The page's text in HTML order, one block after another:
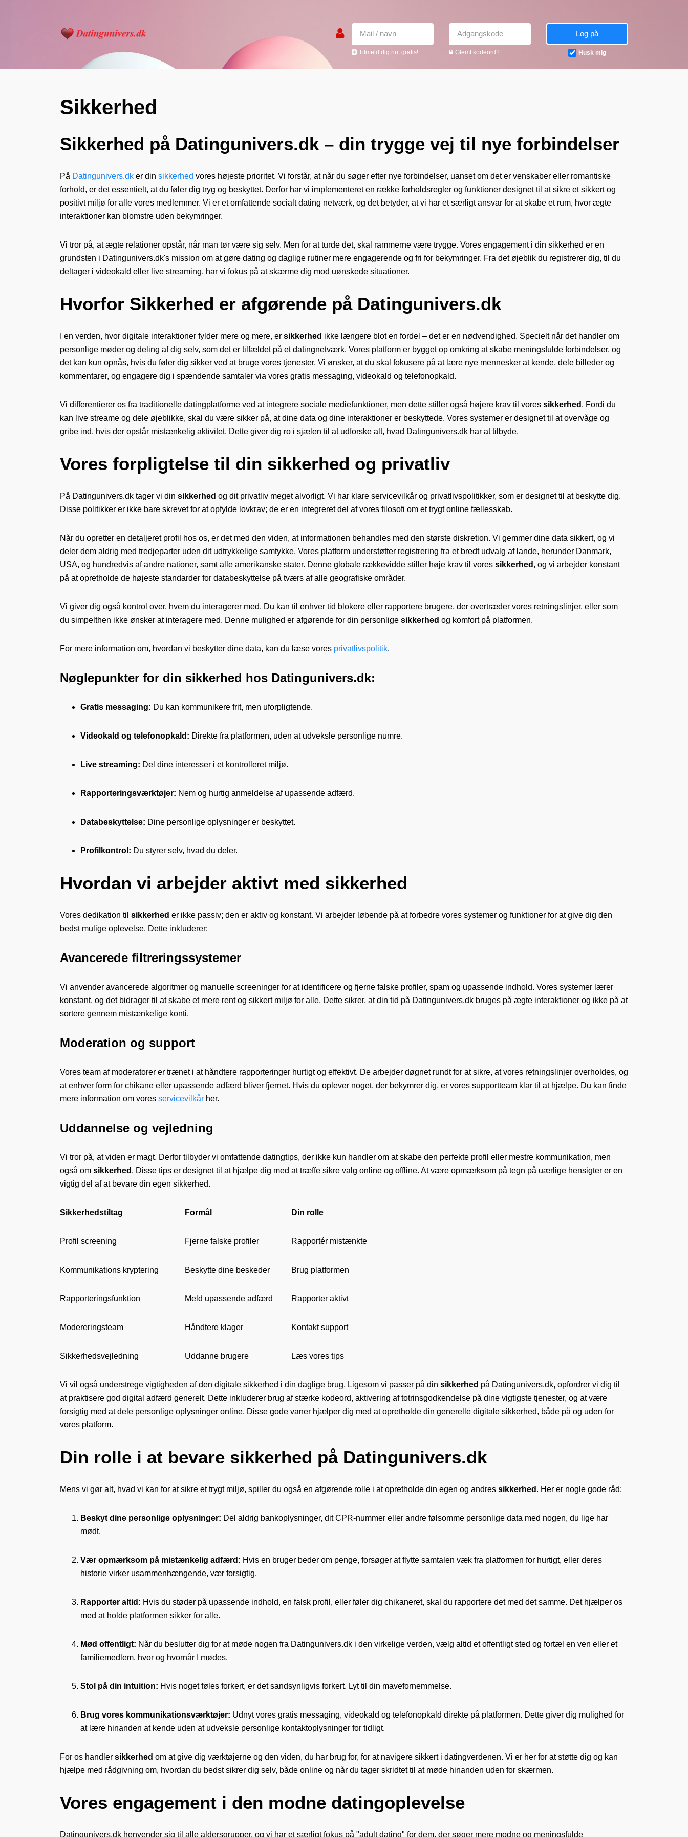
Tilmeld dig nu, gratis! Glemt kodeord?
Log på
Husk mig
Sikkerhed
Sikkerhed på Datingunivers.dk – din trygge vej til nye forbindelser
På Datingunivers.dk er din sikkerhed vores højeste prioritet. Vi forstår, at når du søger efter nye forbindelser, uanset om det er venskaber eller romantiske
forhold, er det essentielt, at du føler dig tryg og beskyttet. Derfor har vi implementeret en række forholdsregler og funktioner designet til at sikre et sikkert og
positivt miljø for alle vores medlemmer. Vi er et omfattende socialt dating netværk, og det betyder, at vi har et særligt ansvar for at skabe et rum, hvor ægte
interaktioner kan blomstre uden bekymringer.
Vi tror på, at ægte relationer opstår, når man tør være sig selv. Men for at turde det, skal rammerne være trygge. Vores engagement i din sikkerhed er en
grundsten i Datingunivers.dk's mission om at gøre dating og daglige rutiner mere engagerende og fri for bekymringer. Fra det øjeblik du registrerer dig, til du
deltager i videokald eller live streaming, har vi fokus på at skærme dig mod uønskede situationer.
Hvorfor Sikkerhed er afgørende på Datingunivers.dk
I en verden, hvor digitale interaktioner fylder mere og mere, er sikkerhed ikke længere blot en fordel – det er en nødvendighed. Specielt når det handler om
personlige møder og deling af dig selv, som det er tilfældet på et datingnetværk. Vores platform er bygget op omkring at skabe meningsfulde forbindelser, og
det kan kun opnås, hvis du føler dig sikker ved at bruge vores tjenester. Vi ønsker, at du skal fokusere på at lære nye mennesker at kende, dele billeder og
kommentarer, og engagere dig i spændende samtaler via vores gratis messaging, videokald og telefonopkald.
Vi differentierer os fra traditionelle datingplatforme ved at integrere sociale mediefunktioner, men dette stiller også højere krav til vores sikkerhed . Fordi du
kan live streame og dele øjeblikke, skal du være sikker på, at dine data og dine interaktioner er beskyttede. Vores systemer er designet til at overvåge og
gribe ind, hvis der opstår mistænkelig aktivitet. Dette giver dig ro i sjælen til at udforske alt, hvad Datingunivers.dk har at tilbyde.
Vores forpligtelse til din sikkerhed og privatliv
På Datingunivers.dk tager vi din sikkerhed og dit privatliv meget alvorligt. Vi har klare servicevilkår og privatlivspolitikker, som er designet til at beskytte dig.
Disse politikker er ikke bare skrevet for at opfylde lovkrav; de er en integreret del af vores filosofi om et trygt online fællesskab.
Når du opretter en detaljeret profil hos os, er det med den viden, at informationen behandles med den største diskretion. Vi gemmer dine data sikkert, og vi
deler dem aldrig med tredjeparter uden dit udtrykkelige samtykke. Vores platform understøtter registrering fra et bredt udvalg af lande, herunder Danmark,
USA, og hundredvis af andre nationer, samt alle amerikanske stater. Denne globale rækkevidde stiller høje krav til vores sikkerhed , og vi arbejder konstant
på at opretholde de højeste standarder for databeskyttelse på tværs af alle geografiske områder.
Vi giver dig også kontrol over, hvem du interagerer med. Du kan til enhver tid blokere eller rapportere brugere, der overtræder vores retningslinjer, eller som
du simpelthen ikke ønsker at interagere med. Denne mulighed er afgørende for din personlige sikkerhed og komfort på platformen.
For mere information om, hvordan vi beskytter dine data, kan du læse vores privatlivspolitik.
Nøglepunkter for din sikkerhed hos Datingunivers.dk:
Gratis messaging: Du kan kommunikere frit, men uforpligtende.
Videokald og telefonopkald: Direkte fra platformen, uden at udveksle personlige numre.
Live streaming: Del dine interesser i et kontrolleret miljø.
Rapporteringsværktøjer: Nem og hurtig anmeldelse af upassende adfærd.
Databeskyttelse: Dine personlige oplysninger er beskyttet.
Profilkontrol: Du styrer selv, hvad du deler.
Hvordan vi arbejder aktivt med sikkerhed
Vores dedikation til sikkerhed er ikke passiv; den er aktiv og konstant. Vi arbejder løbende på at forbedre vores systemer og funktioner for at give dig den
bedst mulige oplevelse. Dette inkluderer:
Avancerede filtreringssystemer
Vi anvender avancerede algoritmer og manuelle screeninger for at identificere og fjerne falske profiler, spam og upassende indhold. Vores systemer lærer
konstant, og det bidrager til at skabe et mere rent og sikkert miljø for alle. Dette sikrer, at din tid på Datingunivers.dk bruges på ægte interaktioner og ikke på at
sortere gennem mistænkelige konti.
Moderation og support
Vores team af moderatorer er trænet i at håndtere rapporteringer hurtigt og effektivt. De arbejder døgnet rundt for at sikre, at vores retningslinjer overholdes, og
at enhver form for chikane eller upassende adfærd bliver fjernet. Hvis du oplever noget, der bekymrer dig, er vores supportteam klar til at hjælpe. Du kan finde
mere information om vores servicevilkår her.
Uddannelse og vejledning
Vi tror på, at viden er magt. Derfor tilbyder vi omfattende datingtips, der ikke kun handler om at skabe den perfekte profil eller mestre kommunikation, men
også om sikkerhed . Disse tips er designet til at hjælpe dig med at træffe sikre valg online og offline. At være opmærksom på tegn på uærlige hensigter er en
vigtig del af at bevare din egen sikkerhed.
Sikkerhedstiltag Formål Din rolle
Profil screening Fjerne falske profiler Rapportér mistænkte
Kommunikations kryptering Beskytte dine beskeder Brug platformen
Rapporteringsfunktion Meld upassende adfærd Rapporter aktivt
Modereringsteam Håndtere klager Kontakt support
Sikkerhedsvejledning Uddanne brugere Læs vores tips
Vi vil også understrege vigtigheden af den digitale sikkerhed i din daglige brug. Ligesom vi passer på din sikkerhed på Datingunivers.dk, opfordrer vi dig til
at praktisere god digital adfærd generelt. Dette inkluderer brug af stærke kodeord, aktivering af totrinsgodkendelse på dine vigtigste tjenester, og at være
forsigtig med at dele personlige oplysninger online. Disse gode vaner hjælper dig med at opretholde din generelle digitale sikkerhed, både på og uden for
vores platform.
Din rolle i at bevare sikkerhed på Datingunivers.dk
Mens vi gør alt, hvad vi kan for at sikre et trygt miljø, spiller du også en afgørende rolle i at opretholde din egen og andres sikkerhed . Her er nogle gode råd:
Beskyt dine personlige oplysninger: Del aldrig bankoplysninger, dit CPR-nummer eller andre følsomme personlige data med nogen, du lige har
mødt.
Vær opmærksom på mistænkelig adfærd: Hvis en bruger beder om penge, forsøger at flytte samtalen væk fra platformen for hurtigt, eller deres
historie virker usammenhængende, vær forsigtig.
Rapporter altid: Hvis du støder på upassende indhold, en falsk profil, eller føler dig chikaneret, skal du rapportere det med det samme. Det hjælper os
med at holde platformen sikker for alle.
Mød offentligt: Når du beslutter dig for at møde nogen fra Datingunivers.dk i den virkelige verden, vælg altid et offentligt sted og fortæl en ven eller et
familiemedlem, hvor og hvornår I mødes.
Stol på din intuition: Hvis noget føles forkert, er det sandsynligvis forkert. Lyt til din mavefornemmelse.
Brug vores kommunikationsværktøjer: Udnyt vores gratis messaging, videokald og telefonopkald direkte på platformen. Dette giver dig mulighed for
at lære hinanden at kende uden at udveksle personlige kontaktoplysninger for tidligt.
For os handler sikkerhed om at give dig værktøjerne og den viden, du har brug for, for at navigere sikkert i datingverdenen. Vi er her for at støtte dig og kan
hjælpe med rådgivning om, hvordan du bedst sikrer dig selv, både online og når du tager skridtet til at møde hinanden uden for skærmen.
Vores engagement i den modne datingoplevelse
Datingunivers.dk henvender sig til alle aldersgrupper, og vi har et særligt fokus på "adult dating" for dem, der søger mere modne og meningsfulde